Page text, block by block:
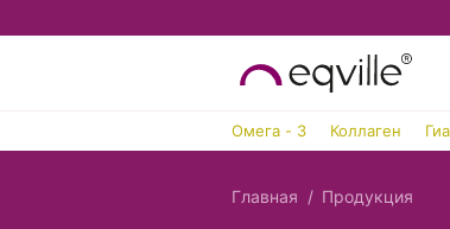
Омега - 3 Коллаген
Главная Продукция